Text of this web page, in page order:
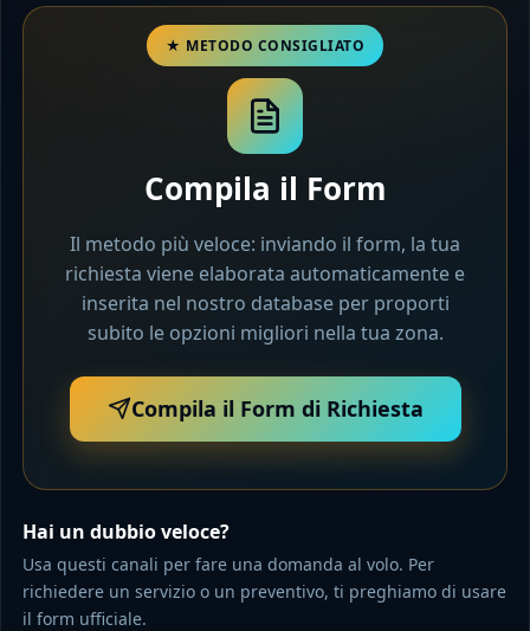
Compila il Form
Il metodo più veloce: inviando il form, la tua
richiesta viene elaborata automaticamente e
inserita nel nostro database per proporti
subito le opzioni migliori nella tua zona.
Compila il Form di Richiesta
Hai un dubbio veloce?
Usa questi canali per fare una domanda al volo. Per
richiedere un servizio o un preventivo, ti preghiamo di usare
il form ufficiale.